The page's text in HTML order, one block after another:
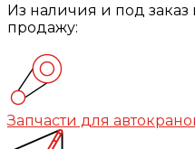
Из наличия и под
продажу:
Запчасти для